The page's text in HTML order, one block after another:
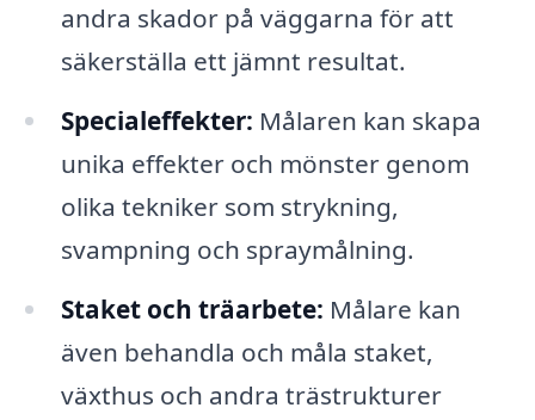
andra skador på väggarna för att
säkerställa ett jämnt resultat.
Specialeffekter: Målaren kan skapa
unika effekter och mönster genom
olika tekniker som strykning,
svampning och spraymålning.
Staket och träarbete: Målare kan
även behandla och måla staket,
växthus och andra trästrukturer